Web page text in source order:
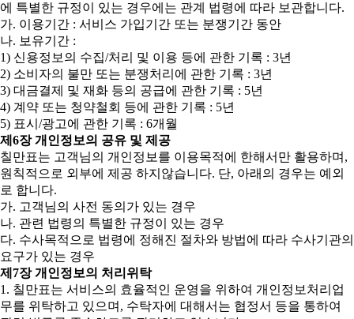
에 특별한 규정이 있는 경우에는 관계 법령에 따라 보관합니다.
가. 이용기간 : 서비스 가입기간 또는 분쟁기간 동안
나. 보유기간 :
1) 신용정보의 수집/처리 및 이용 등에 관한 기록 : 3년
2) 소비자의 불만 또는 분쟁처리에 관한 기록 : 3년
3) 대금결제 및 재화 등의 공급에 관한 기록 : 5년
4) 계약 또는 청약철회 등에 관한 기록 : 5년
5) 표시/광고에 관한 기록 : 6개월
제6장 개인정보의 공유 및 제공
칠만표는 고객님의 개인정보를 이용목적에 한해서만 활용하며,
원칙적으로 외부에 제공 하지않습니다. 단, 아래의 경우는 예외
로 합니다.
가. 고객님의 사전 동의가 있는 경우
나. 관련 법령의 특별한 규정이 있는 경우
다. 수사목적으로 법령에 정해진 절차와 방법에 따라 수사기관의
요구가 있는 경우
제7장 개인정보의 처리위탁
1. 칠만표는 서비스의 효율적인 운영을 위하여 개인정보처리업
무를 위탁하고 있으며, 수탁자에 대해서는 협정서 등을 통하여